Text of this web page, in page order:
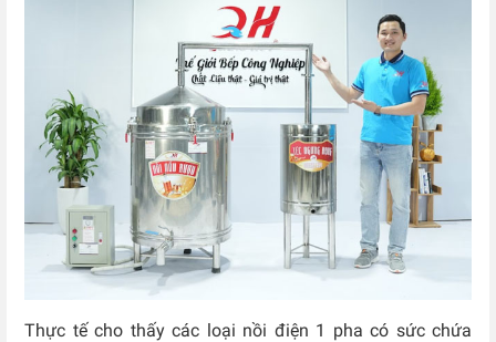
Thực tế cho thấy các loại nồi điện 1 pha có sức chứa